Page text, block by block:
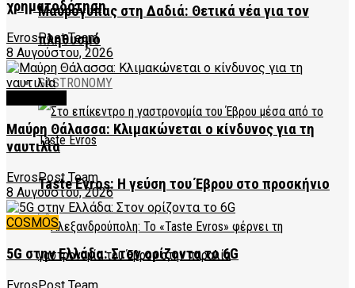
Μαυρόγυπας στη Δαδιά: Θετικά νέα για τον
πληθυσμό
GASTRONOMY
Taste Evros: Η γεύση του Έβρου στο προσκήνιο
χρηματοδότηση
EvrosPost Team
8 Αυγούστου, 2026
Μαύρη Θάλασσα: Κλιμακώνεται ο κίνδυνος για τη
ναυτιλία
EvrosPost Team
8 Αυγούστου, 2026
COSMOS
5G στην Ελλάδα: Στον ορίζοντα το 6G